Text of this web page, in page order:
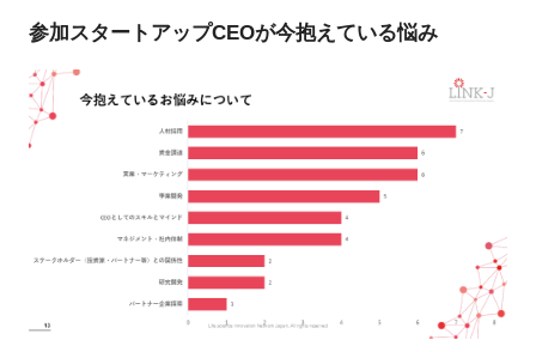
参加スタートアップCEOが今抱えている悩み